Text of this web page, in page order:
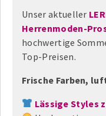
Unser aktueller
Herrenmoden-
hochwertige
Top-Preisen.
Frische Farben,
Lässige Styles